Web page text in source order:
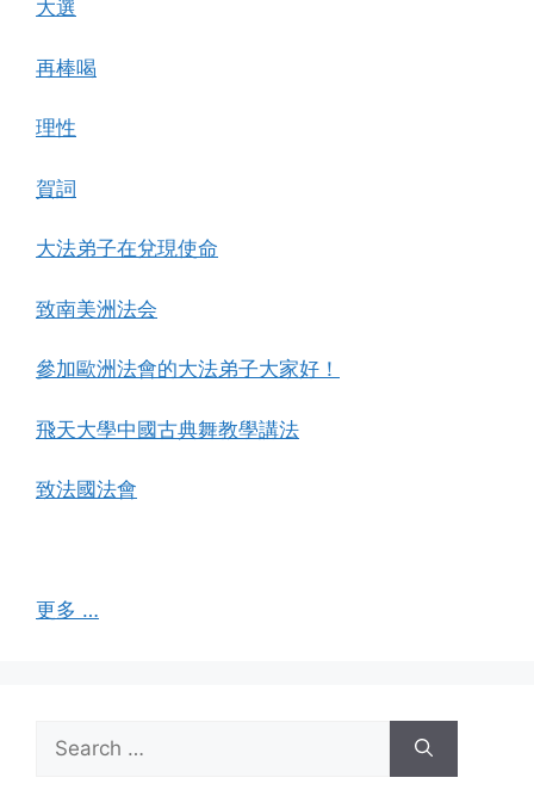
大選
再棒喝
理性
賀詞
大法弟子在兌現使命
致南美洲法会
參加歐洲法會的大法弟子大家好！
飛天大學中國古典舞教學講法
致法國法會
更多 …
Search
for: